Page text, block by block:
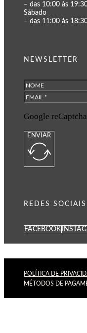
– das 10:00 às
Sábado
– das 11:00 às
NEWSLETTER
Google
ENVIAR
REDES SOCIAIS
FACEBOOK
POLÍTICA DE
MÉTODOS DE